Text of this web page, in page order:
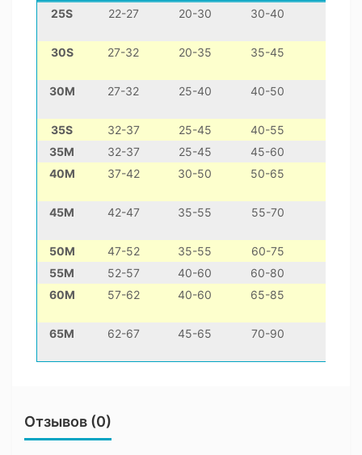
25S 22-27 20-30 30-40
30S 27-32 20-35 35-45
30M 27-32 25-40 40-50
35S 32-37 25-45 40-55
35M
32-37 25-45 45-60
40M
37-42 30-50 50-65
45M 42-47 35-55 55-70
50M 47-52 35-55 60-75
55M
52-57 40-60 60-80
60M
57-62 40-60 65-85
65M 62-67 45-65 70-90
Отзывов (0)